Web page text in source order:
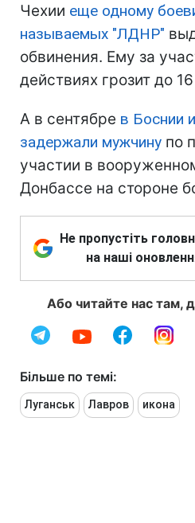
Чехии еще одному
называемых "ЛДНР"
обвинения. Ему за
действиях грозит до
А в сентябре в Боснии
задержали мужчину по
участии в
Донбассе на стороне
Не пропустіть
на наші
Або читайте нас там,
Більше по темі:
Луганськ Лавров икона